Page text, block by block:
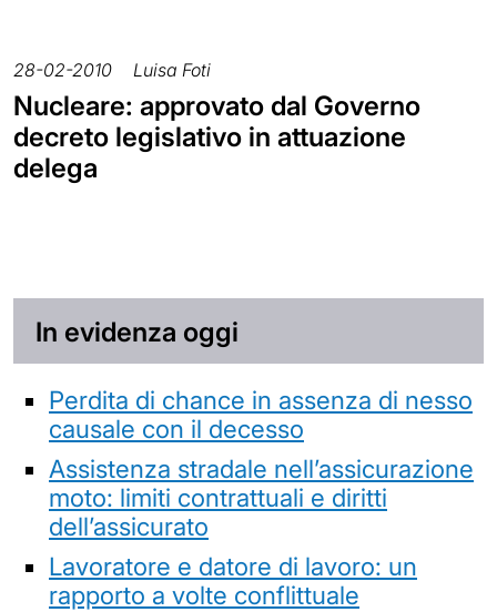
28-02-2010 Luisa Foti
Nucleare: approvato dal Governo
decreto legislativo in attuazione
delega
In evidenza oggi
Perdita di chance in assenza di nesso
causale con il decesso
Assistenza stradale nell’assicurazione
moto: limiti contrattuali e diritti
dell’assicurato
Lavoratore e datore di lavoro: un
rapporto a volte conflittuale